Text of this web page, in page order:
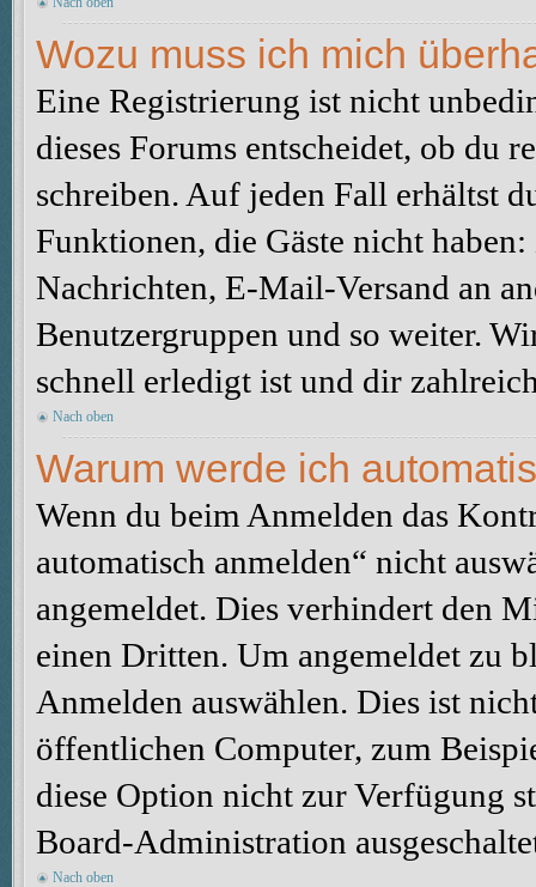
Wozu muss ich mich
Eine Registrierung ist nicht
dieses Forums entscheidet, ob du
schreiben. Auf jeden Fall erhältst
Funktionen, die Gäste nicht
Nachrichten, E-Mail-Versand an
Benutzergruppen und so weiter.
schnell erledigt ist und dir
Nach oben
Warum werde ich
Wenn du beim Anmelden das
automatisch anmelden“ nicht
angemeldet. Dies verhindert den
einen Dritten. Um angemeldet zu
Anmelden auswählen. Dies ist
öffentlichen Computer, zum
diese Option nicht zur Verfügung
Board-Administration
Nach oben